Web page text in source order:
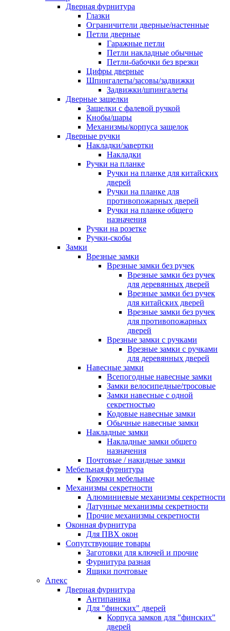
Дверная фурнитура
Глазки
Ограничители дверные/настенные
Петли дверные
Гаражные петли
Петли накладные обычные
Петли-бабочки без врезки
Цифры дверные
Шпингалеты/засовы/задвижки
Задвижки/шпингалеты
Дверные защелки
Защелки с фалевой ручкой
Кнобы/шары
Механизмы/корпуса защелок
Дверные ручки
Накладки/завертки
Накладки
Ручки на планке
Ручки на планке для китайских
дверей
Ручки на планке для
противопожарных дверей
Ручки на планке общего
назначения
Ручки на розетке
Ручки-скобы
Замки
Врезные замки
Врезные замки без ручек
Врезные замки без ручек
для деревянных дверей
Врезные замки без ручек
для китайских дверей
Врезные замки без ручек
для противопожарных
дверей
Врезные замки с ручками
Врезные замки с ручками
для деревянных дверей
Навесные замки
Всепогодные навесные замки
Замки велосипедные/тросовые
Замки навесные с одной
секретностью
Кодовые навесные замки
Обычные навесные замки
Накладные замки
Накладные замки общего
назначения
Почтовые / накидные замки
Мебельная фурнитура
Крючки мебельные
Механизмы секретности
Алюминиевые механизмы секретности
Латунные механизмы секретности
Прочие механизмы секретности
Оконная фурнитура
Для ПВХ окон
Сопутствующие товары
Заготовки для ключей и прочие
Фурнитура разная
Ящики почтовые
Апекс
Дверная фурнитура
Антипаника
Для "финских" дверей
Корпуса замков для "финских"
дверей